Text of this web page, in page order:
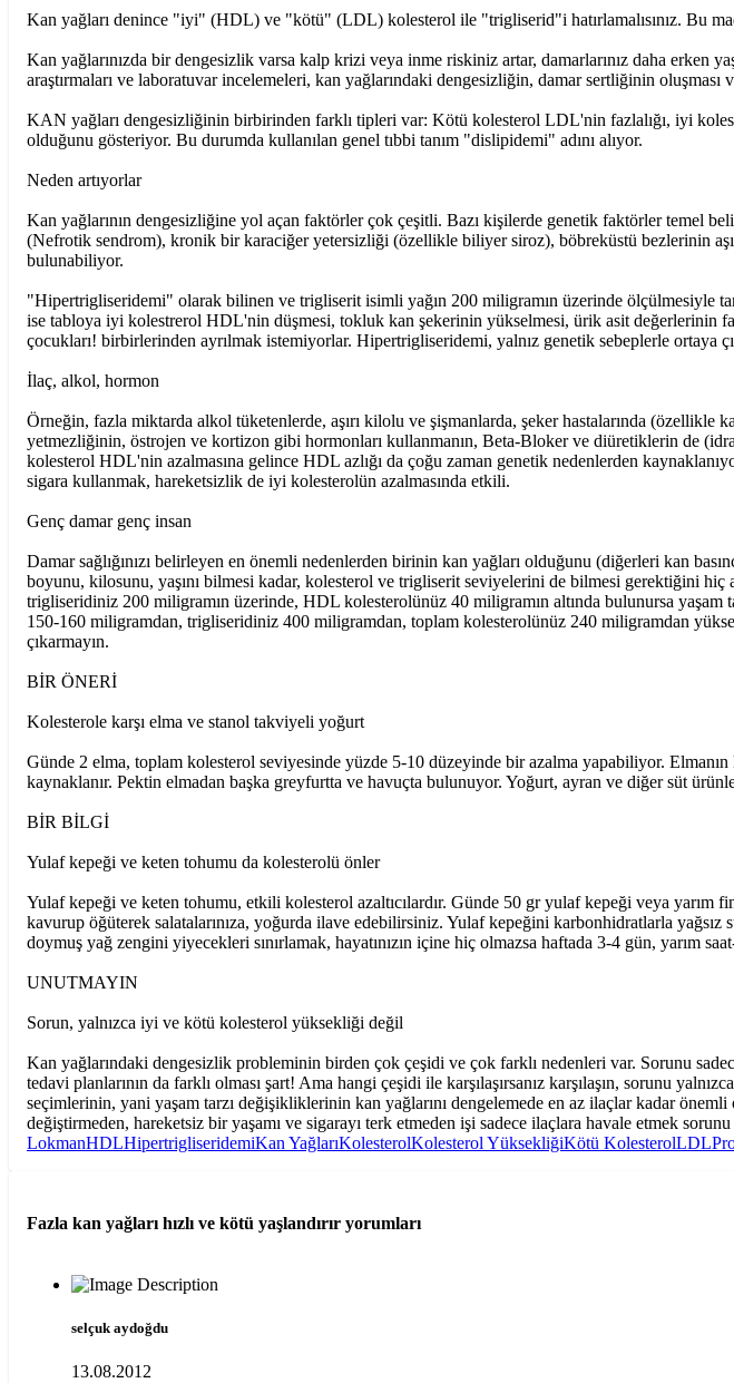
Kan yağları denince "iyi" (HDL) ve "kötü" (LDL) kolesterol ile "trigliserid"i hatırlamalısınız. Bu
Kan yağlarınızda bir dengesizlik varsa kalp krizi veya inme riskiniz artar, damarlarınız daha erken
araştırmaları ve laboratuvar incelemeleri, kan yağlarındaki dengesizliğin, damar sertliğinin
KAN yağları dengesizliğinin birbirinden farklı tipleri var: Kötü kolesterol LDL'nin fazlalığı, iyi
olduğunu gösteriyor. Bu durumda kullanılan genel tıbbi tanım "dislipidemi" adını alıyor.
Neden artıyorlar
Kan yağlarının dengesizliğine yol açan faktörler çok çeşitli. Bazı kişilerde genetik faktörler temel
(Nefrotik sendrom), kronik bir karaciğer yetersizliği (özellikle biliyer siroz), böbreküstü bezlerinin
bulunabiliyor.
"Hipertrigliseridemi" olarak bilinen ve trigliserit isimli yağın 200 miligramın üzerinde ölçülmesiyle
ise tabloya iyi kolestrerol HDL'nin düşmesi, tokluk kan şekerinin yükselmesi, ürik asit değerlerinin
çocukları! birbirlerinden ayrılmak istemiyorlar. Hipertrigliseridemi, yalnız genetik sebeplerle ortaya
İlaç, alkol, hormon
Örneğin, fazla miktarda alkol tüketenlerde, aşırı kilolu ve şişmanlarda, şeker hastalarında
yetmezliğinin, östrojen ve kortizon gibi hormonları kullanmanın, Beta-Bloker ve diüretiklerin de
kolesterol HDL'nin azalmasına gelince HDL azlığı da çoğu zaman genetik nedenlerden
sigara kullanmak, hareketsizlik de iyi kolesterolün azalmasında etkili.
Genç damar genç insan
Damar sağlığınızı belirleyen en önemli nedenlerden birinin kan yağları olduğunu (diğerleri kan
boyunu, kilosunu, yaşını bilmesi kadar, kolesterol ve trigliserit seviyelerini de bilmesi gerektiğini
trigliseridiniz 200 miligramın üzerinde, HDL kolesterolünüz 40 miligramın altında bulunursa yaşam
150-160 miligramdan, trigliseridiniz 400 miligramdan, toplam kolesterolünüz 240 miligramdan
çıkarmayın.
BİR ÖNERİ
Kolesterole karşı elma ve stanol takviyeli yoğurt
Günde 2 elma, toplam kolesterol seviyesinde yüzde 5-10 düzeyinde bir azalma yapabiliyor.
kaynaklanır. Pektin elmadan başka greyfurtta ve havuçta bulunuyor. Yoğurt, ayran ve diğer süt
BİR BİLGİ
Yulaf kepeği ve keten tohumu da kolesterolü önler
Yulaf kepeği ve keten tohumu, etkili kolesterol azaltıcılardır. Günde 50 gr yulaf kepeği veya
kavurup öğüterek salatalarınıza, yoğurda ilave edebilirsiniz. Yulaf kepeğini karbonhidratlarla
doymuş yağ zengini yiyecekleri sınırlamak, hayatınızın içine hiç olmazsa haftada 3-4 gün, yarım
UNUTMAYIN
Sorun, yalnızca iyi ve kötü kolesterol yüksekliği değil
Kan yağlarındaki dengesizlik probleminin birden çok çeşidi ve çok farklı nedenleri var. Sorunu
tedavi planlarının da farklı olması şart! Ama hangi çeşidi ile karşılaşırsanız karşılaşın, sorunu
seçimlerinin, yani yaşam tarzı değişikliklerinin kan yağlarını dengelemede en az ilaçlar kadar
değiştirmeden, hareketsiz bir yaşamı ve sigarayı terk etmeden işi sadece ilaçlara havale etmek
LokmanHDLHipertrigliseridemiKan YağlarıKolesterolKolesterol YüksekliğiKötü KolesterolLDL
Fazla kan yağları hızlı ve kötü yaşlandırır yorumları
selçuk aydoğdu
13.08.2012